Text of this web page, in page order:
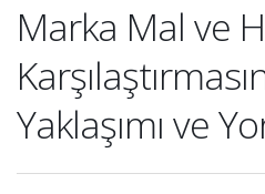
Marka Mal ve
Yaklaşımı ve